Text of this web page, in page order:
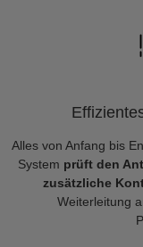
Alles von Anfang bis
System prüft den
zusätzliche
Weiterleitung